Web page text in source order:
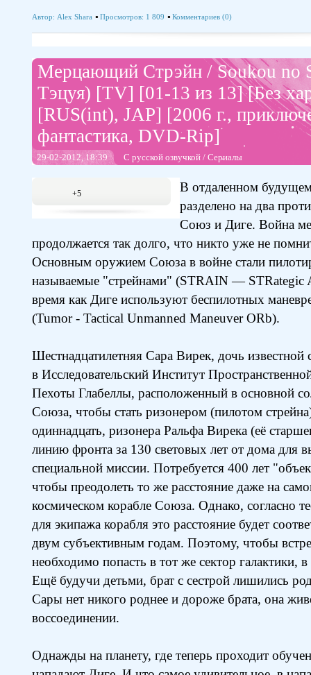
Автор: Alex Shara Просмотров: 1 809 Комментариев (0)
Мерцающий Стрэйн / Soukou no
Тэцуя) [TV] [01-13 из 13] [Без
[RUS(int), JAP] [2006 г.,
фантастика, DVD-Rip]
29-02-2012, 18:39 С русской озвучкой / Сериалы
+5
В отдаленном будущем
разделено на два
Союз и Диге. Война
продолжается так долго, что никто уже не
Основным оружием Союза в войне стали
называемые "стрейнами" (STRAIN — STRategic
время как Диге используют беспилотных
(Tumor - Tactical Unmanned Maneuver ORb).
Шестнадцатилетняя Сaра Вирек, дочь известной
в Исследовательский Институт
Пехоты Глабеллы, расположенный в основной
Союза, чтобы стать ризонером (пилотом
одиннадцать, ризонера Ральфа Вирека (её
линию фронта за 130 световых лет от дома для
специальной миссии. Потребуется 400 лет
чтобы преодолеть то же расстояние даже на
космическом корабле Союза. Однако, согласно
для экипажа корабля это расстояние будет
двум субъективным годам. Поэтому, чтобы
необходимо попасть в тот же сектор галактики,
Ещё будучи детьми, брат с сестрой лишились
Сaры нет никого роднее и дороже брата, она
воссоединении.
Однажды на планету, где теперь проходит